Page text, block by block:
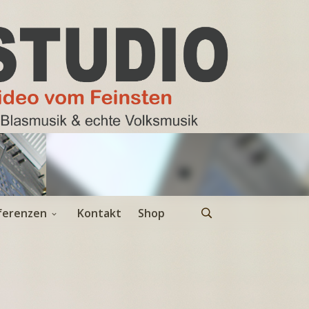
Kontakt Shop